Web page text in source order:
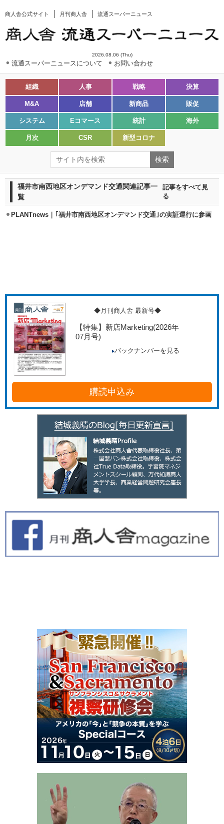
商人舎公式サイト 月刊商人舎 流通スーパーニュース
2026.08.06 (Thu)
流通スーパーニュースについて お問い合わせ
組織 人事 戦略 決算
M&A 店舗 新商品 販促
システム Eコマース 統計 海外
月次 CSR 新型コロナ
福井市南西地区オンデマンド交通関連記事一
覧
記事をすべて見
る
PLANTnews｜｢福井市南西地区オンデマンド交通｣の実証運行に参画
◆月刊商人舎 最新号◆
【特集】新店Marketing(2026年
07月号)
バックナンバーを見る
購読申込み